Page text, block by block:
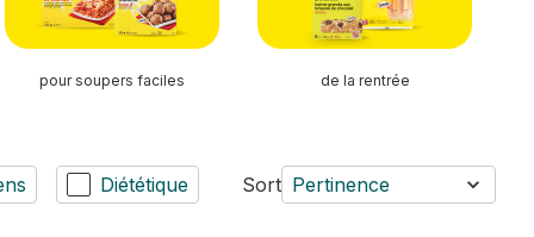
pour soupers faciles de la rentrée
Diététique Sort Pertinence